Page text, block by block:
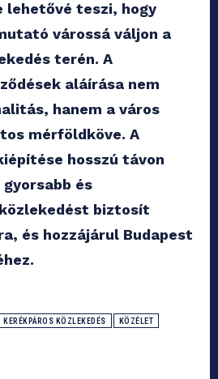
lehetővé teszi, hogy
várossá váljon a
terén. A
aláírása nem
hanem a város
mérföldköve. A
hosszú távon
és
biztosít
és hozzájárul Budapest
KERÉKPÁROS KÖZLEKEDÉS KÖZÉLET